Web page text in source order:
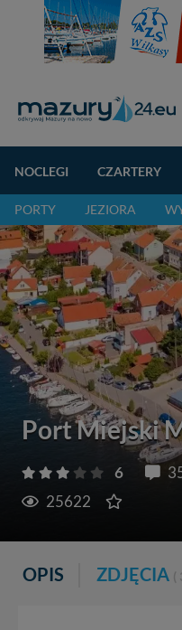
NOCLEGI CZARTERY
PORTY JEZIORA
Port Miejski
6
25622
OPIS ZDJĘCIA (